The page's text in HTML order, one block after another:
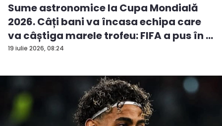
19 iulie 2026, 08:24
Sume astronomice la Cupa Mondială
2026. Câți bani va încasa echipa care
va câștiga marele trofeu: FIFA a pus în ...